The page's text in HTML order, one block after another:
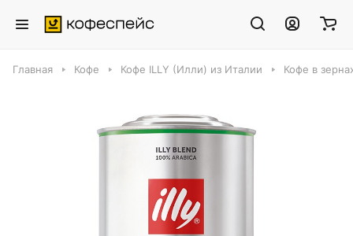
Главная Кофе Кофе ILLY (Илли) из Италии Кофе в